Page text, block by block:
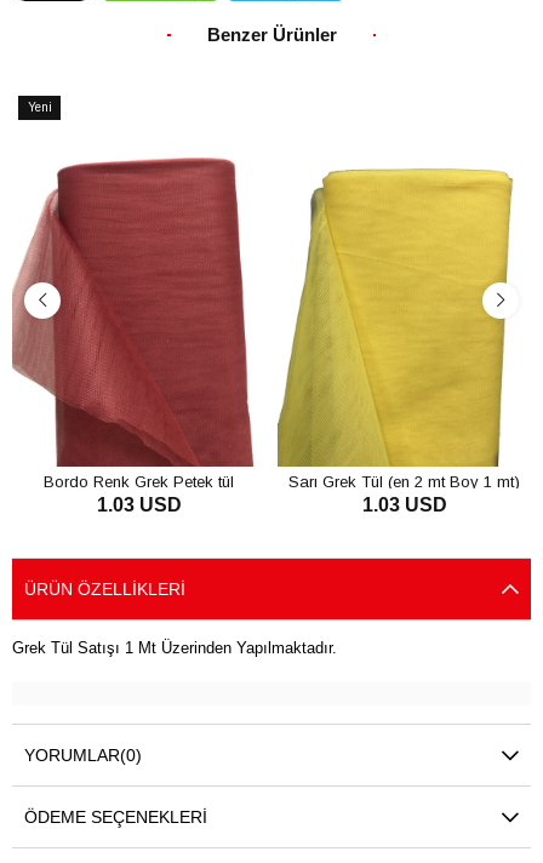
Benzer Ürünler
Yeni
Bordo Renk Grek Petek tül
1.03 USD
Sarı Grek Tül (en 2 mt Boy 1 mt)
1.03 USD
ÜRÜN ÖZELLIKLERI
Grek Tül Satışı 1 Mt Üzerinden Yapılmaktadır.
YORUMLAR(0)
ÖDEME SEÇENEKLERI